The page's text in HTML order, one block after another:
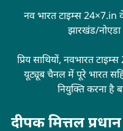
नव भारत टाइम्स 24×7.in
झारखंड/
प्रिय साथियों, नवभारत
यूट्यूब चैनल में पूरे भारत
नियुक्ति करना है
दीपक मित्तल